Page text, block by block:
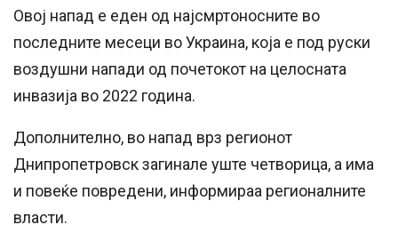
Овој напад е еден од најсмртоносните во
последните месеци во Украина, која е под руски
воздушни напади од почетокот на целосната
инвазија во 2022 година.
Дополнително, во напад врз регионот
Днипропетровск загинале уште четворица, а има
и повеќе повредени, информираа регионалните
власти.